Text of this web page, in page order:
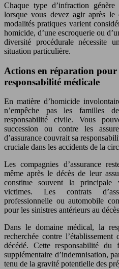
Chaque type d’infraction génère
lorsque vous devez agir après le
modalités pratiques varient
homicide, d’une escroquerie ou
diversité procédurale nécessite
situation particulière.
Actions en réparation
responsabilité médicale
En matière d’homicide
n’empêche pas les familles
responsabilité civile. Vous
succession ou contre les
d’assurance couvrait sa
cruciale dans les accidents de la
Les compagnies d’assurance
même après le décès de leur
constitue souvent la principale
victimes. Les contrats
professionnelle ou automobile
pour les sinistres antérieurs au
Dans le domaine médical, la
recherchée contre
décédé. Cette responsabilité
supplémentaire d’indemnisation,
tenu de la gravité potentielle des